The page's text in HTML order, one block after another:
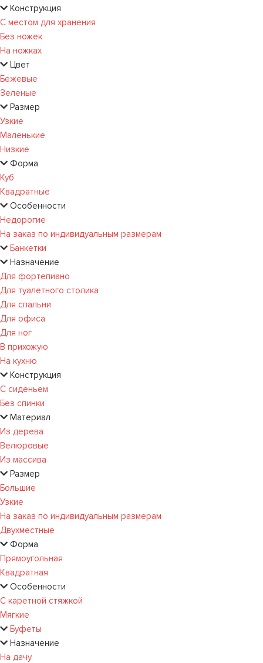
Конструкция
С местом для хранения
Без ножек
На ножках
Цвет
Бежевые
Зеленые
Размер
Узкие
Маленькие
Низкие
Форма
Куб
Квадратные
Особенности
Недорогие
На заказ по индивидуальным размерам
Банкетки
Назначение
Для фортепиано
Для туалетного столика
Для спальни
Для офиса
Для ног
В прихожую
На кухню
Конструкция
С сиденьем
Без спинки
Материал
Из дерева
Велюровые
Из массива
Размер
Большие
Узкие
На заказ по индивидуальным размерам
Двухместные
Форма
Прямоугольная
Квадратная
Особенности
С каретной стяжкой
Мягкие
Буфеты
Назначение
На дачу